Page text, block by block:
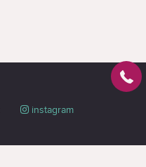
instagram